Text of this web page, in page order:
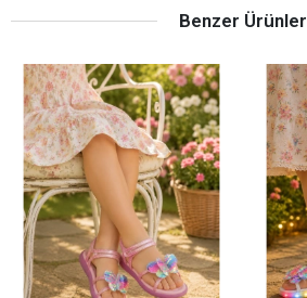
Benzer Ürünler